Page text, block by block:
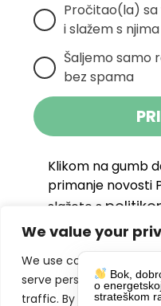
We value your
We use cookies to
serve personalized ads
traffic. By clicking
Pročitao(la) sa
i slažem s njima
Šaljemo samo
bez spama
Klikom na gumb
primanje novosti
slažete s
Bok,
o
strateškom